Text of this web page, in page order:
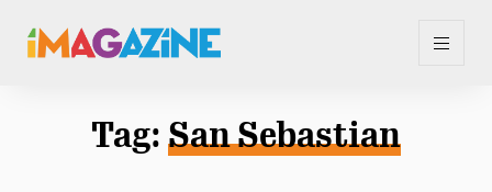
Tag: San Sebastian